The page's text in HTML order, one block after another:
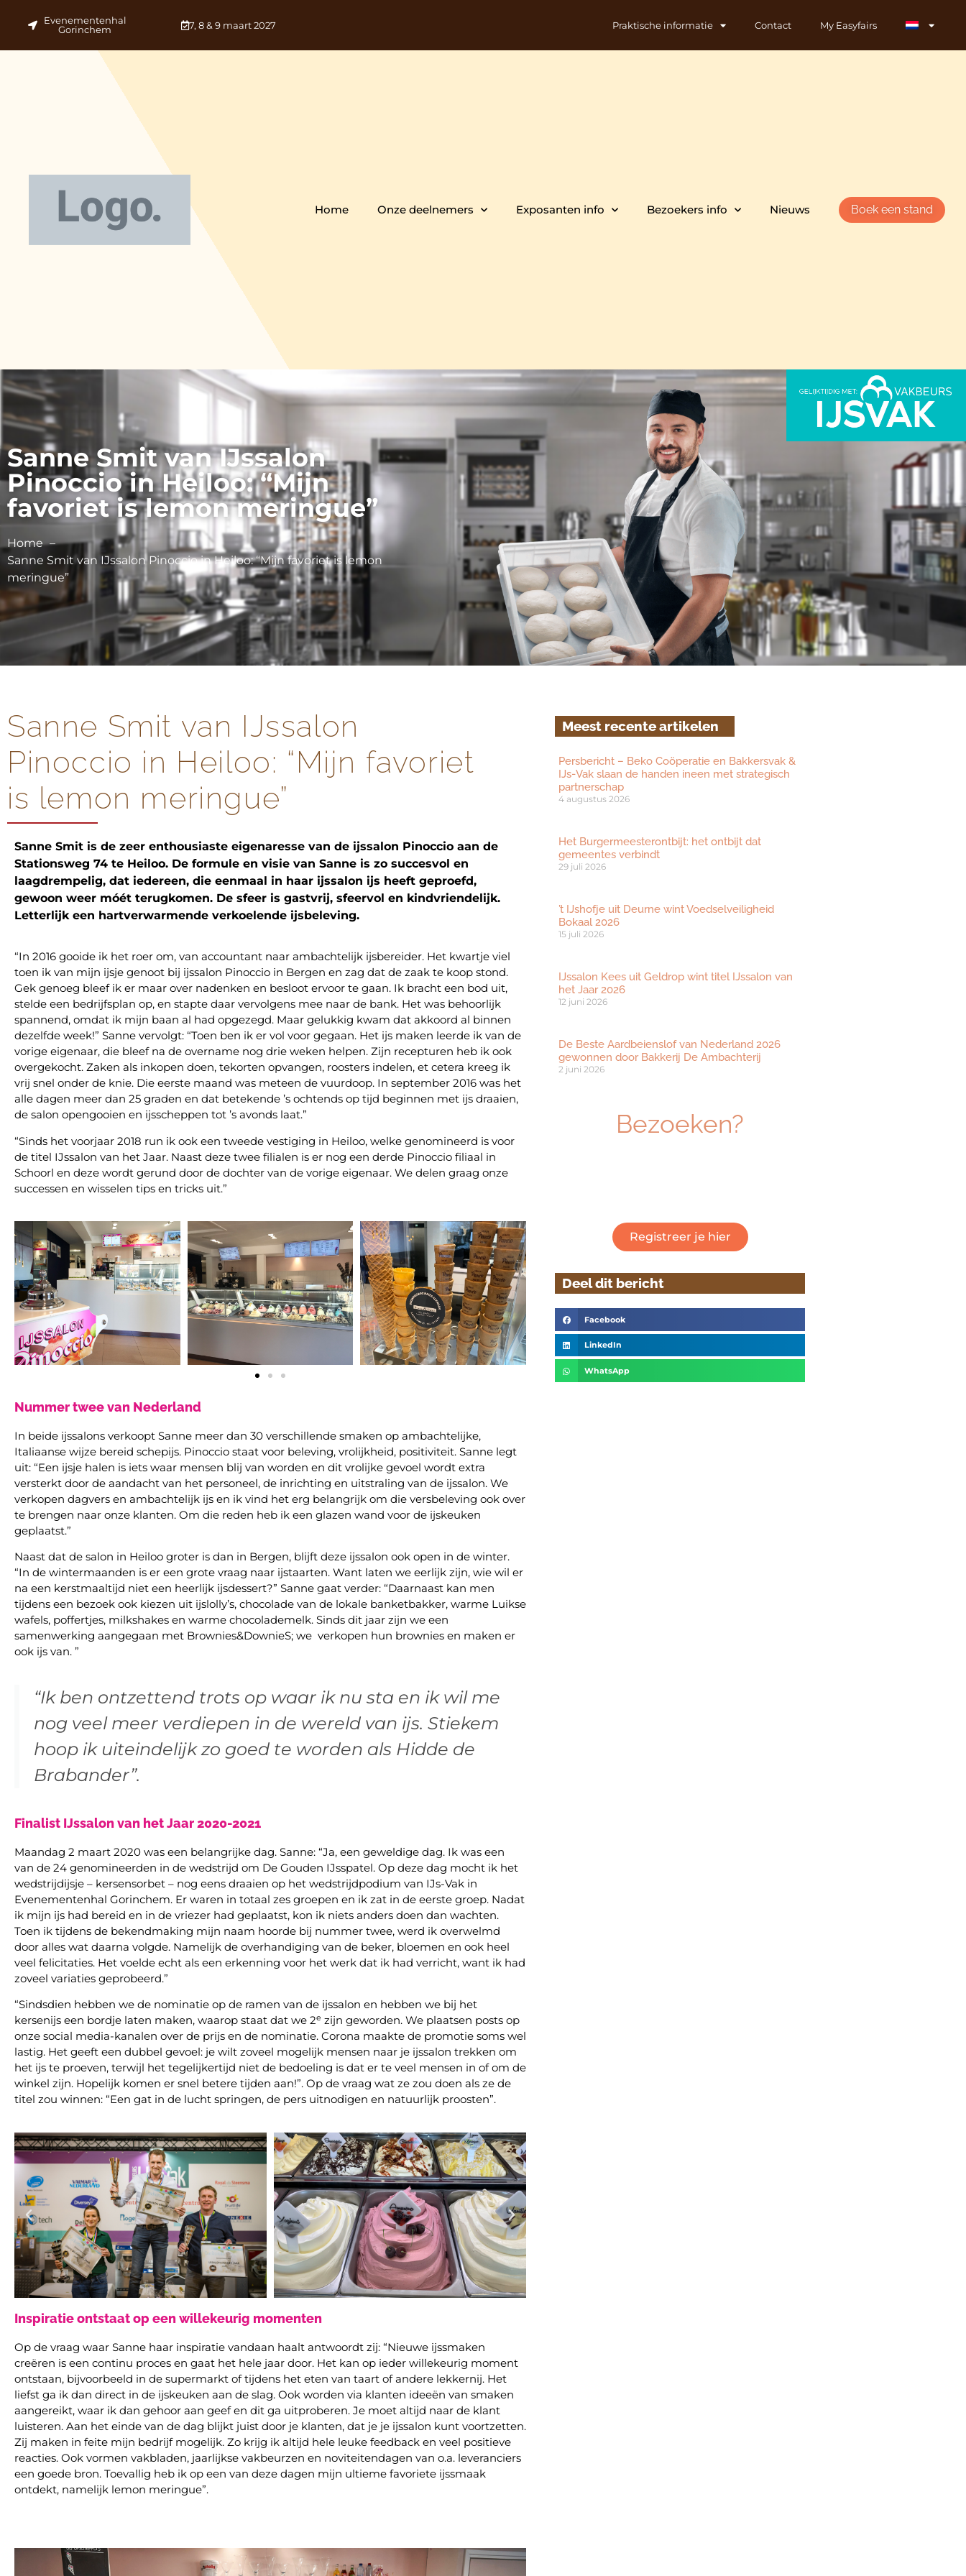
Evenementenhal
Gorinchem
7, 8 & 9 maart 2027 Praktische informatie Contact My Easyfairs
Home Onze deelnemers Exposanten info Bezoekers info Nieuws Boek een stand
Sanne Smit van IJssalon
Pinoccio in Heiloo: “Mijn
favoriet is lemon meringue”
Home
Sanne Smit van IJssalon Pinoccio in Heiloo: “Mijn favoriet is lemon
meringue”
Sanne Smit van IJssalon
Pinoccio in Heiloo: “Mijn favoriet
is lemon meringue”
Sanne Smit is de zeer enthousiaste eigenaresse van de ijssalon Pinoccio aan de
Stationsweg 74 te Heiloo. De formule en visie van Sanne is zo succesvol en
laagdrempelig, dat iedereen, die eenmaal in haar ijssalon ijs heeft geproefd,
gewoon weer móét terugkomen. De sfeer is gastvrij, sfeervol en kindvriendelijk.
Letterlijk een hartverwarmende verkoelende ijsbeleving.
“In 2016 gooide ik het roer om, van accountant naar ambachtelijk ijsbereider. Het kwartje viel
toen ik van mijn ijsje genoot bij ijssalon Pinoccio in Bergen en zag dat de zaak te koop stond.
Gek genoeg bleef ik er maar over nadenken en besloot ervoor te gaan. Ik bracht een bod uit,
stelde een bedrijfsplan op, en stapte daar vervolgens mee naar de bank. Het was behoorlijk
spannend, omdat ik mijn baan al had opgezegd. Maar gelukkig kwam dat akkoord al binnen
dezelfde week!” Sanne vervolgt: “Toen ben ik er vol voor gegaan. Het ijs maken leerde ik van de
vorige eigenaar, die bleef na de overname nog drie weken helpen. Zijn recepturen heb ik ook
overgekocht. Zaken als inkopen doen, tekorten opvangen, roosters indelen, et cetera kreeg ik
vrij snel onder de knie. Die eerste maand was meteen de vuurdoop. In september 2016 was het
alle dagen meer dan 25 graden en dat betekende ’s ochtends op tijd beginnen met ijs draaien,
de salon opengooien en ijsscheppen tot ’s avonds laat.”
“Sinds het voorjaar 2018 run ik ook een tweede vestiging in Heiloo, welke genomineerd is voor
de titel IJssalon van het Jaar. Naast deze twee filialen is er nog een derde Pinoccio filiaal in
Schoorl en deze wordt gerund door de dochter van de vorige eigenaar. We delen graag onze
successen en wisselen tips en tricks uit.”
Nummer twee van Nederland
In beide ijssalons verkoopt Sanne meer dan 30 verschillende smaken op ambachtelijke,
Italiaanse wijze bereid schepijs. Pinoccio staat voor beleving, vrolijkheid, positiviteit. Sanne legt
uit: “Een ijsje halen is iets waar mensen blij van worden en dit vrolijke gevoel wordt extra
versterkt door de aandacht van het personeel, de inrichting en uitstraling van de ijssalon. We
verkopen dagvers en ambachtelijk ijs en ik vind het erg belangrijk om die versbeleving ook over
te brengen naar onze klanten. Om die reden heb ik een glazen wand voor de ijskeuken
geplaatst.”
Naast dat de salon in Heiloo groter is dan in Bergen, blijft deze ijssalon ook open in de winter.
“In de wintermaanden is er een grote vraag naar ijstaarten. Want laten we eerlijk zijn, wie wil er
na een kerstmaaltijd niet een heerlijk ijsdessert?” Sanne gaat verder: “Daarnaast kan men
tijdens een bezoek ook kiezen uit ijslolly’s, chocolade van de lokale banketbakker, warme Luikse
wafels, poffertjes, milkshakes en warme chocolademelk. Sinds dit jaar zijn we een
samenwerking aangegaan met Brownies&DownieS; we verkopen hun brownies en maken er
ook ijs van. ”
“Ik ben ontzettend trots op waar ik nu sta en ik wil me
nog veel meer verdiepen in de wereld van ijs. Stiekem
hoop ik uiteindelijk zo goed te worden als Hidde de
Brabander”.
Finalist IJssalon van het Jaar 2020-2021
Maandag 2 maart 2020 was een belangrijke dag. Sanne: “Ja, een geweldige dag. Ik was een
van de 24 genomineerden in de wedstrijd om De Gouden IJsspatel. Op deze dag mocht ik het
wedstrijdijsje – kersensorbet – nog eens draaien op het wedstrijdpodium van IJs-Vak in
Evenementenhal Gorinchem. Er waren in totaal zes groepen en ik zat in de eerste groep. Nadat
ik mijn ijs had bereid en in de vriezer had geplaatst, kon ik niets anders doen dan wachten.
Toen ik tijdens de bekendmaking mijn naam hoorde bij nummer twee, werd ik overwelmd
door alles wat daarna volgde. Namelijk de overhandiging van de beker, bloemen en ook heel
veel felicitaties. Het voelde echt als een erkenning voor het werk dat ik had verricht, want ik had
zoveel variaties geprobeerd.”
“Sindsdien hebben we de nominatie op de ramen van de ijssalon en hebben we bij het
kersenijs een bordje laten maken, waarop staat dat we 2e zijn geworden. We plaatsen posts op
onze social media-kanalen over de prijs en de nominatie. Corona maakte de promotie soms wel
lastig. Het geeft een dubbel gevoel: je wilt zoveel mogelijk mensen naar je ijssalon trekken om
het ijs te proeven, terwijl het tegelijkertijd niet de bedoeling is dat er te veel mensen in of om de
winkel zijn. Hopelijk komen er snel betere tijden aan!”. Op de vraag wat ze zou doen als ze de
titel zou winnen: “Een gat in de lucht springen, de pers uitnodigen en natuurlijk proosten”.
Inspiratie ontstaat op een willekeurig momenten
Op de vraag waar Sanne haar inspiratie vandaan haalt antwoordt zij: “Nieuwe ijssmaken
creëren is een continu proces en gaat het hele jaar door. Het kan op ieder willekeurig moment
ontstaan, bijvoorbeeld in de supermarkt of tijdens het eten van taart of andere lekkernij. Het
liefst ga ik dan direct in de ijskeuken aan de slag. Ook worden via klanten ideeën van smaken
aangereikt, waar ik dan gehoor aan geef en dit ga uitproberen. Je moet altijd naar de klant
luisteren. Aan het einde van de dag blijkt juist door je klanten, dat je je ijssalon kunt voortzetten.
Zij maken in feite mijn bedrijf mogelijk. Zo krijg ik altijd hele leuke feedback en veel positieve
reacties. Ook vormen vakbladen, jaarlijkse vakbeurzen en noviteitendagen van o.a. leveranciers
een goede bron. Toevallig heb ik op een van deze dagen mijn ultieme favoriete ijssmaak
ontdekt, namelijk lemon meringue”.
Meest recente artikelen
Persbericht – Beko Coöperatie en Bakkersvak &
IJs-Vak slaan de handen ineen met strategisch
partnerschap
4 augustus 2026
Het Burgermeesterontbijt: het ontbijt dat
gemeentes verbindt
29 juli 2026
’t IJshofje uit Deurne wint Voedselveiligheid
Bokaal 2026
15 juli 2026
IJssalon Kees uit Geldrop wint titel IJssalon van
het Jaar 2026
12 juni 2026
De Beste Aardbeienslof van Nederland 2026
gewonnen door Bakkerij De Ambachterij
2 juni 2026
Bezoeken?
Registreer je hier
Deel dit bericht
Facebook
LinkedIn
WhatsApp